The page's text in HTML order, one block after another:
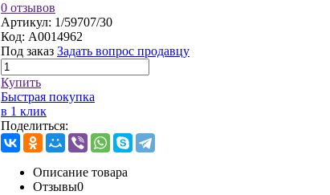
0 отзывов
Артикул: 1/59707/30
Код: A0014962
Под заказ Задать вопрос продавцу
Купить
Быстрая покупка
в 1 клик
Поделиться:
Описание товара
Отзывы0